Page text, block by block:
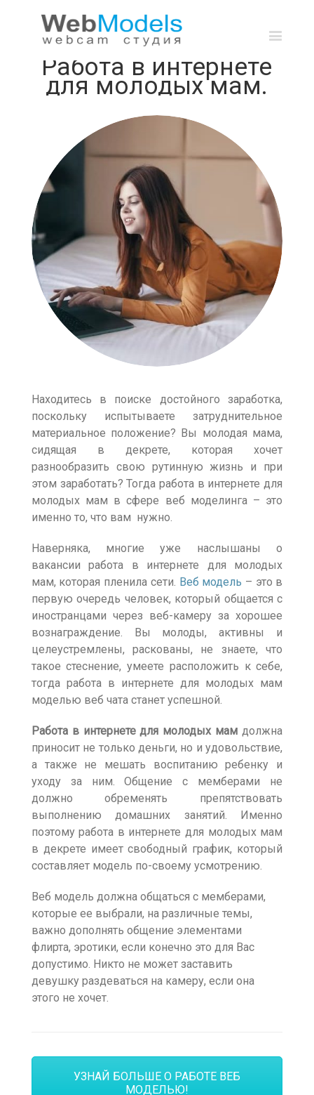
Работа в интернете для молодых мам.
Работа в интернете
для молодых мам.
Находитесь в поиске достойного заработка,
поскольку испытываете затруднительное
материальное положение? Вы молодая мама,
сидящая в декрете, которая хочет
разнообразить свою рутинную жизнь и при
этом заработать? Тогда работа в интернете для
молодых мам в сфере веб моделинга – это
именно то, что вам нужно.
Наверняка, многие уже наслышаны о
вакансии работа в интернете для молодых
мам, которая пленила сети. Веб модель – это в
первую очередь человек, который общается с
иностранцами через веб-камеру за хорошее
вознаграждение. Вы молоды, активны и
целеустремлены, раскованы, не знаете, что
такое стеснение, умеете расположить к себе,
тогда работа в интернете для молодых мам
моделью веб чата станет успешной.
Работа в интернете для молодых мам должна
приносит не только деньги, но и удовольствие,
а также не мешать воспитанию ребенку и
уходу за ним. Общение с мемберами не
должно обременять препятствовать
выполнению домашних занятий. Именно
поэтому работа в интернете для молодых мам
в декрете имеет свободный график, который
составляет модель по-своему усмотрению.
Веб модель должна общаться с мемберами,
которые ее выбрали, на различные темы,
важно дополнять общение элементами
флирта, эротики, если конечно это для Вас
допустимо. Никто не может заставить
девушку раздеваться на камеру, если она
этого не хочет.
УЗНАЙ БОЛЬШЕ О РАБОТЕ ВЕБ
МОДЕЛЬЮ!